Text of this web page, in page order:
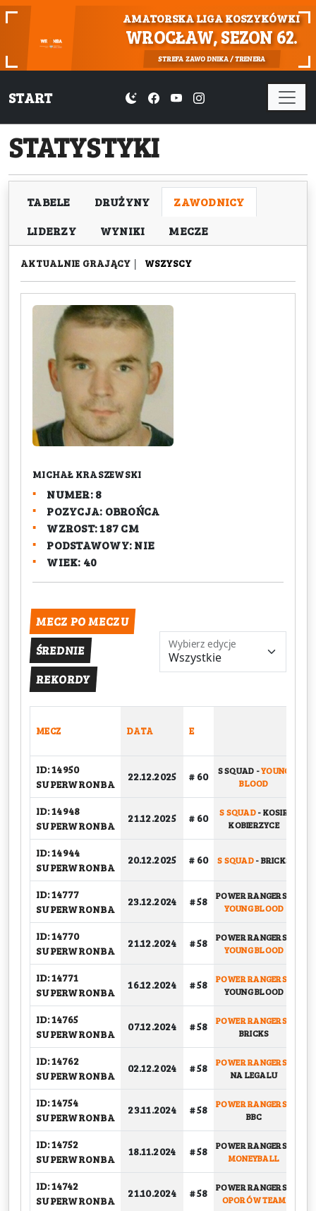
AMATORSKA LIGA KOSZYKÓWKI
WROCŁAW, SEZON 62.
STREFA ZAWODNIKA / TRENERA
START
STATYSTYKI
TABELE DRUŻYNY
ZAWODNICY
LIDERZY
WYNIKI MECZE
AKTUALNIE GRAJĄCY | WSZYSCY
MICHAŁ KRASZEWSKI
NUMER: 8
POZYCJA: OBROŃCA
WZROST: 187 CM
PODSTAWOWY: NIE
WIEK: 40
MECZ PO MECZU
ŚREDNIE
REKORDY
Wybierz edycje
MECZ DATA E
ID: 14950
SUPERWRONBA
22.12.2025 # 60 S SQUAD -YOUNG
BLOOD
ID: 14948
SUPERWRONBA
21.12.2025 # 60 S SQUAD-KOSIR
KOBIERZYCE
ID: 14944
SUPERWRONBA
20.12.2025 # 60 S SQUAD-BRICKS
ID: 14777
SUPERWRONBA
23.12.2024 # 58 POWER RANGERS
YOUNG BLOOD
ID: 14770
SUPERWRONBA
21.12.2024 # 58 POWER RANGERS
YOUNG BLOOD
ID: 14771
SUPERWRONBA
16.12.2024 # 58 POWER RANGERS
YOUNG BLOOD
ID: 14765
SUPERWRONBA
07.12.2024 # 58 POWER RANGERS
BRICKS
ID: 14762
SUPERWRONBA
02.12.2024 # 58 POWER RANGERS
NA LEGALU
ID: 14754
SUPERWRONBA
23.11.2024 # 58 POWER RANGERS
BBC
ID: 14752
SUPERWRONBA
18.11.2024 # 58 POWER RANGERS
MONEYBALL
ID: 14742
SUPERWRONBA
21.10.2024 # 58 POWER RANGERS
OPORÓW TEAM